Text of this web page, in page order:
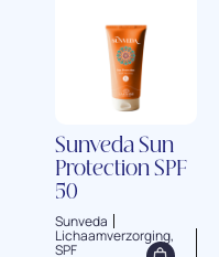
Sunveda Sun
Protection SPF
50
Sunveda
Lichaamverzorging,
SPF